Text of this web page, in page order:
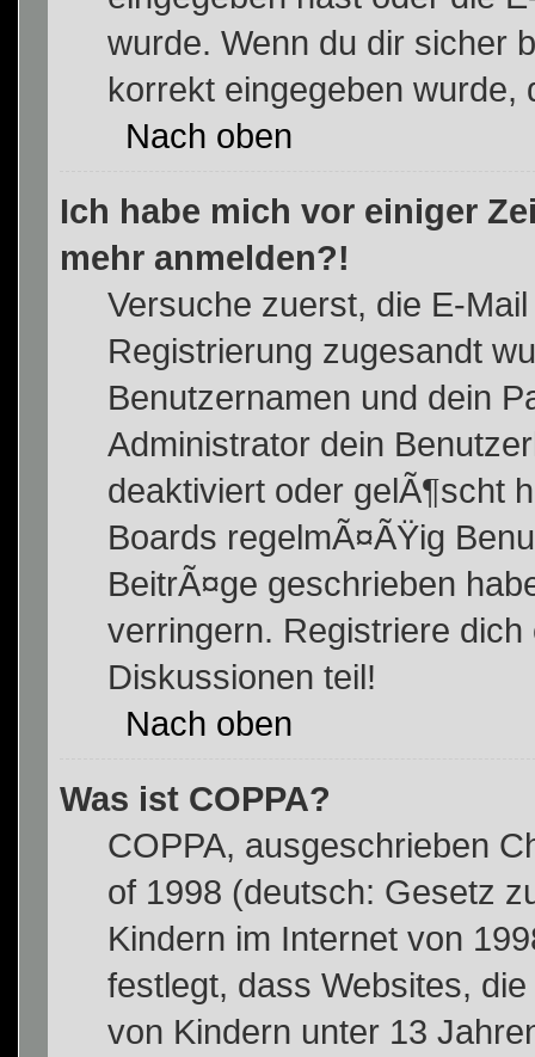
wurde. Wenn du dir sicher
korrekt eingegeben wurde,
Nach oben
Ich habe mich vor einiger
mehr anmelden?!
Versuche zuerst, die E-
Registrierung zugesandt
Benutzernamen und dein
Administrator dein
deaktiviert oder gelÃ¶scht
Boards regelmÃ¤ÃŸig
BeitrÃ¤ge geschrieben
verringern. Registriere
Diskussionen teil!
Nach oben
Was ist COPPA?
COPPA, ausgeschrieben
of 1998 (deutsch: Gesetz
Kindern im Internet von
festlegt, dass Websites,
von Kindern unter 13